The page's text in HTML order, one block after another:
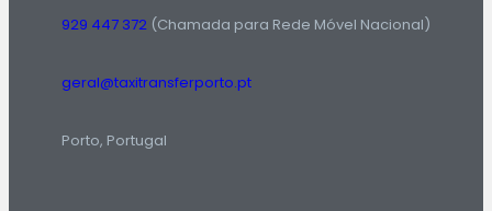
929 447 372 (Chamada para Rede Móvel Nacional)
geral@taxitransferporto.pt
Porto, Portugal